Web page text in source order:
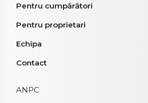
Pentru cumpărători
Pentru proprietari
Echipa
Contact
ANPC